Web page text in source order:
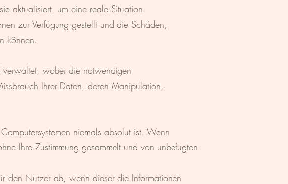
aktualisiert, um eine reale Situation
zur Verfügung gestellt und die Schäden,
können.
verwaltet, wobei die notwendigen
Ihrer Daten, deren Manipulation,
niemals absolut ist. Wenn
Ihre Zustimmung gesammelt und von unbefugten
den Nutzer ab, wenn dieser die Informationen